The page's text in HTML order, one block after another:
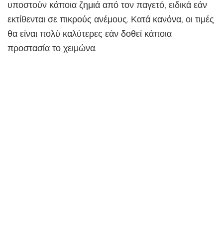
υποστούν κάποια ζημιά από τον παγετό, ειδικά εάν
εκτίθενται σε πικρούς ανέμους. Κατά κανόνα, οι τιμές
θα είναι πολύ καλύτερες εάν δοθεί κάποια
προστασία το χειμώνα.